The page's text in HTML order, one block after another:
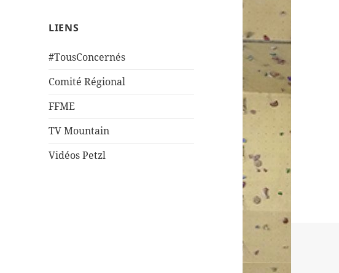
LIENS
#TousConcernés
Comité Régional
FFME
TV Mountain
Vidéos Petzl